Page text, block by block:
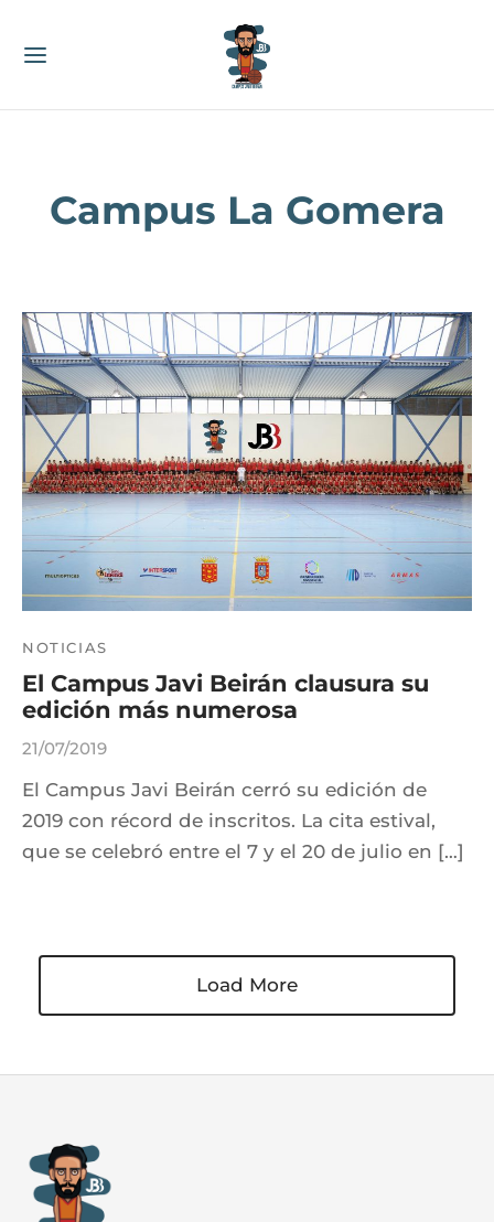
Campus La Gomera
NOTICIAS
El Campus Javi Beirán clausura su
edición más numerosa
21/07/2019
El Campus Javi Beirán cerró su edición de
2019 con récord de inscritos. La cita estival,
que se celebró entre el 7 y el 20 de julio en […]
Load More